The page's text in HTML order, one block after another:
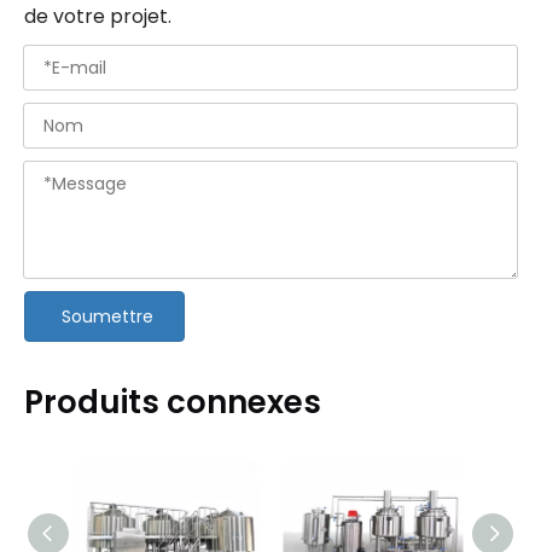
de votre projet.
Soumettre
Produits connexes